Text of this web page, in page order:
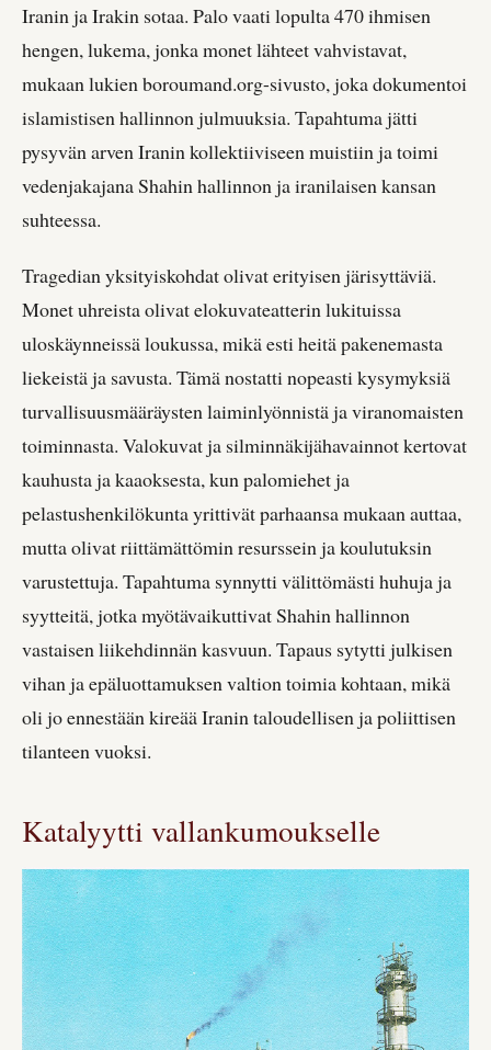
Iranin ja Irakin sotaa. Palo vaati lopulta 470 ihmisen
hengen, lukema, jonka monet lähteet vahvistavat,
mukaan lukien boroumand.org-sivusto, joka dokumentoi
islamistisen hallinnon julmuuksia. Tapahtuma jätti
pysyvän arven Iranin kollektiiviseen muistiin ja toimi
vedenjakajana Shahin hallinnon ja iranilaisen kansan
suhteessa.
Tragedian yksityiskohdat olivat erityisen järisyttäviä.
Monet uhreista olivat elokuvateatterin lukituissa
uloskäynneissä loukussa, mikä esti heitä pakenemasta
liekeistä ja savusta. Tämä nostatti nopeasti kysymyksiä
turvallisuusmääräysten laiminlyönnistä ja viranomaisten
toiminnasta. Valokuvat ja silminnäkijähavainnot kertovat
kauhusta ja kaaoksesta, kun palomiehet ja
pelastushenkilökunta yrittivät parhaansa mukaan auttaa,
mutta olivat riittämättömin resurssein ja koulutuksin
varustettuja. Tapahtuma synnytti välittömästi huhuja ja
syytteitä, jotka myötävaikuttivat Shahin hallinnon
vastaisen liikehdinnän kasvuun. Tapaus sytytti julkisen
vihan ja epäluottamuksen valtion toimia kohtaan, mikä
oli jo ennestään kireää Iranin taloudellisen ja poliittisen
tilanteen vuoksi.
Katalyytti vallankumoukselle